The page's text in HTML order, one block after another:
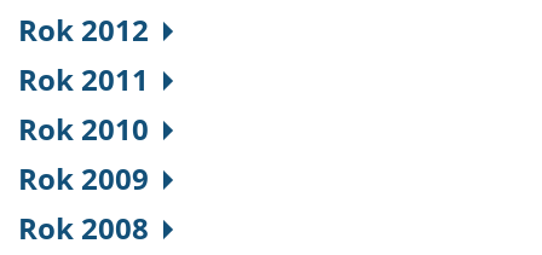
Rok 2012
Rok 2011
Rok 2010
Rok 2009
Rok 2008